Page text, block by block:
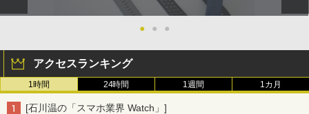
● ● ●
アクセスランキング
1時間 24時間 1週間 1カ月
[石川温の「スマホ業界 Watch」]